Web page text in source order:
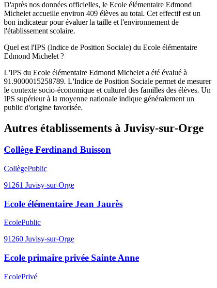
D'après nos données officielles, le Ecole élémentaire Edmond
Michelet accueille environ 409 élèves au total. Cet effectif est un
bon indicateur pour évaluer la taille et l'environnement de
l'établissement scolaire.
Quel est l'IPS (Indice de Position Sociale) du Ecole élémentaire
Edmond Michelet ?
L'IPS du Ecole élémentaire Edmond Michelet a été évalué à
91.9000015258789. L'Indice de Position Sociale permet de mesurer
le contexte socio-économique et culturel des familles des élèves. Un
IPS supérieur à la moyenne nationale indique généralement un
public d'origine favorisée.
Autres établissements à Juvisy-sur-Orge
Collège Ferdinand Buisson
CollègePublic
91261 Juvisy-sur-Orge
Ecole élémentaire Jean Jaurès
EcolePublic
91260 Juvisy-sur-Orge
Ecole primaire privée Sainte Anne
EcolePrivé